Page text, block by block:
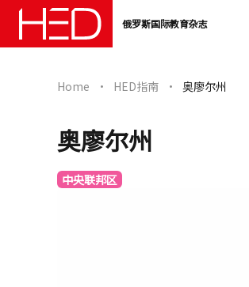
俄罗斯国际教育杂志
Home HED指南 奥廖尔州
奥廖尔州
中央联邦区